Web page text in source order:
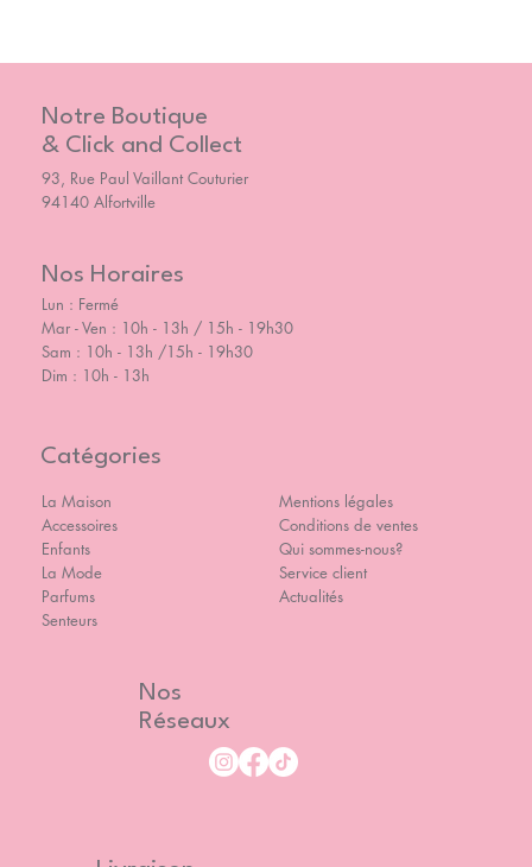
Notre Boutique
& Click and Collect
93, Rue Paul Vaillant Couturier
94140 Alfortville
Nos Horaires
Lun : Fermé
Mar - Ven : 10h - 13h / 15h - 19h30
Sam : 10h - 13h /15h - 19h30
Dim : 10h - 13h
Catégories
La Maison
Accessoires
Enfants
La Mode
Parfums
Senteurs
Mentions légales
Conditions de ventes
Qui sommes-nous?
Service client
Actualités
Nos
Réseaux